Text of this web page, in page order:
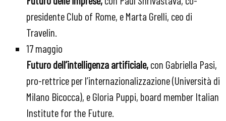
presidente Club of Rome, e Marta Grelli, ceo di
Travelin.
17 maggio
Futuro dell’intelligenza artificiale,con Gabriella Pasi,
pro-rettrice per l’internazionalizzazione (Università di
Milano Bicocca), e Gloria Puppi, board member Italian
Institute for the Future.